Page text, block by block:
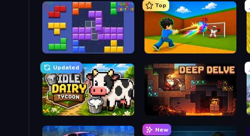
Blocks and that’s it
Top
Baseball For Brainrot
Updated
Idle Dairy Tycoon Deep Delve
New